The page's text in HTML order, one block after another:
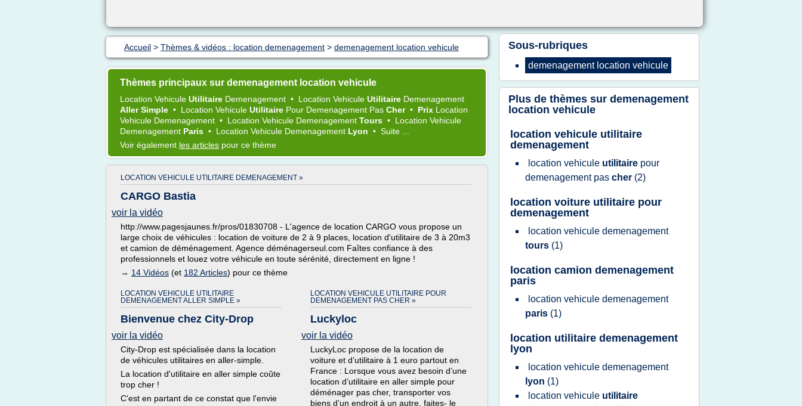
Accueil > Thèmes & vidéos : location demenagement > demenagement location vehicule
Thèmes principaux sur demenagement location vehicule
Location Vehicule Utilitaire Demenagement • Location Vehicule Utilitaire Demenagement
Aller Simple • Location Vehicule Utilitaire Pour Demenagement Pas Cher • Prix Location
Vehicule Demenagement • Location Vehicule Demenagement Tours • Location Vehicule
Demenagement Paris • Location Vehicule Demenagement Lyon • Suite ...
Voir également les articles pour ce thème
LOCATION VEHICULE UTILITAIRE DEMENAGEMENT »
CARGO Bastia
voir la vidéo
http://www.pagesjaunes.fr/pros/01830708 - L'agence de location CARGO vous propose un
large choix de véhicules : location de voiture de 2 à 9 places, location d'utilitaire de 3 à 20m3
et camion de déménagement. Agence déménagerseul.com Faîtes confiance à des
professionnels et louez votre véhicule en toute sérénité, directement en ligne !
→ 14 Vidéos (et 182 Articles) pour ce thème
LOCATION VEHICULE UTILITAIRE
DEMENAGEMENT ALLER SIMPLE »
Bienvenue chez City-Drop
voir la vidéo
City-Drop est spécialisée dans la location
de véhicules utilitaires en aller-simple.
La location d'utilitaire en aller simple coûte
trop cher !
C'est en partant de ce constat que l'envie
LOCATION VEHICULE UTILITAIRE POUR
DEMENAGEMENT PAS CHER »
Luckyloc
voir la vidéo
LuckyLoc propose de la location de
voiture et d’utilitaire à 1 euro partout en
France : Lorsque vous avez besoin d’une
location d’utilitaire en aller simple pour
déménager pas cher, transporter vos
biens d’un endroit à un autre, faites- le
Sous-rubriques
demenagement location vehicule
Plus de thèmes sur demenagement
location vehicule
location vehicule utilitaire
demenagement
location vehicule utilitaire pour
demenagement pas cher (2)
location voiture utilitaire pour
demenagement
location vehicule demenagement
tours (1)
location camion demenagement
paris
location vehicule demenagement
paris (1)
location utilitaire demenagement
lyon
location vehicule demenagement
lyon (1)
location vehicule utilitaire